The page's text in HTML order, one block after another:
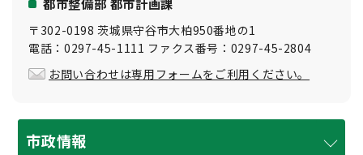
〒302-0198 茨城県守谷市大柏950番地の1
電話：0297-45-1111 ファクス番号：0297-45-2804
お問い合わせは専用フォームをご利用ください。
市政情報